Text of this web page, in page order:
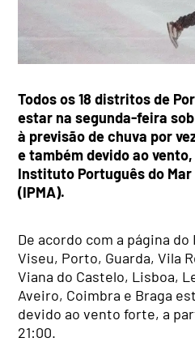
Todos os 18 distritos de
estar na segunda-feira
à previsão de chuva por
e também devido ao
Instituto Português do
(IPMA).
De acordo com a página
Viseu, Porto, Guarda, Vila
Viana do Castelo, Lisboa,
Aveiro, Coimbra e Braga
devido ao vento forte, a
21:00.